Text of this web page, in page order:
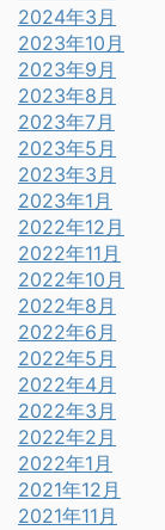
2024年3月
2023年10月
2023年9月
2023年8月
2023年7月
2023年5月
2023年3月
2023年1月
2022年12月
2022年11月
2022年10月
2022年8月
2022年6月
2022年5月
2022年4月
2022年3月
2022年2月
2022年1月
2021年12月
2021年11月